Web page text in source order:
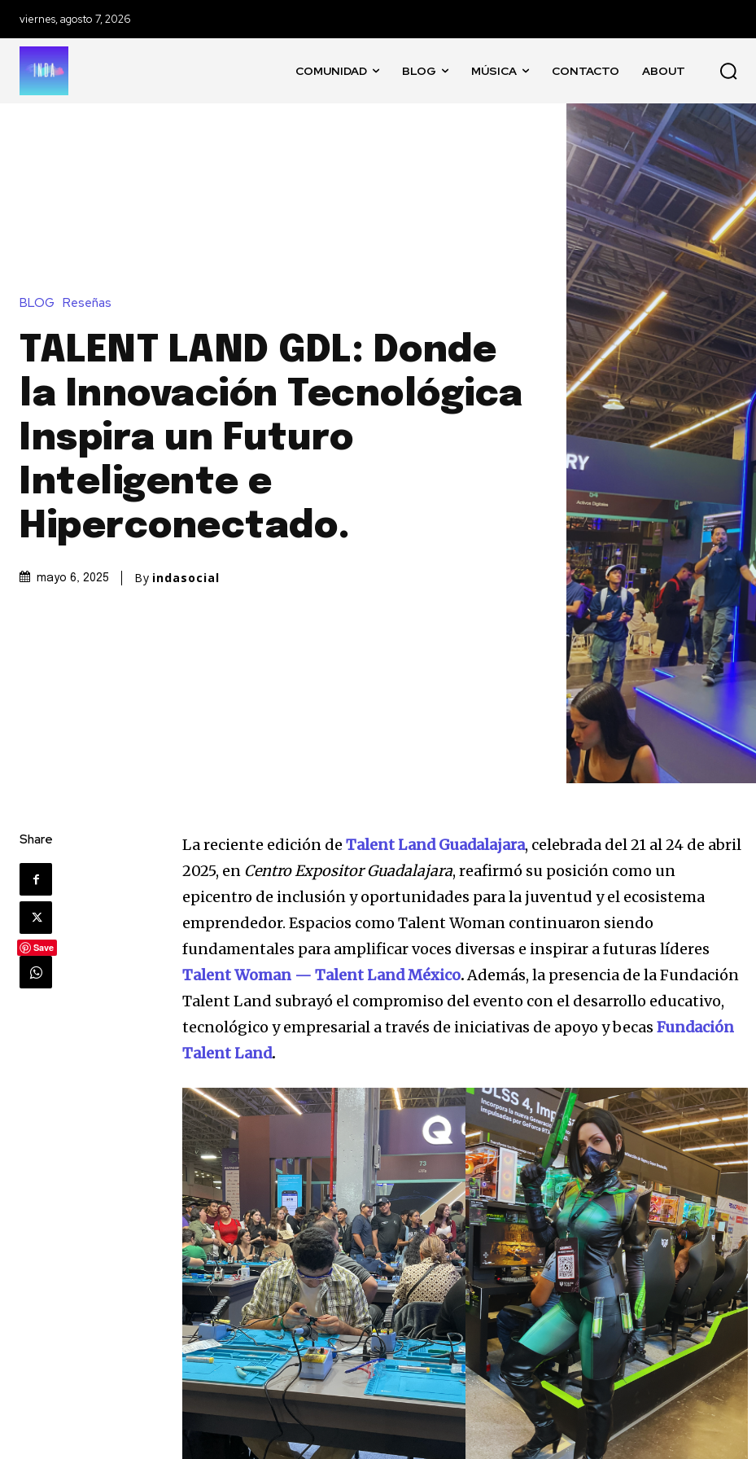
Únete a nuestra comunidad de SUSCRIPTORES y
sea parte de la conversación.
viernes, agosto 7, 2026
COMUNIDAD BLOG MÚSICA CONTACTO ABOUT
BLOG Reseñas
TALENT LAND GDL: Donde
la Innovación Tecnológica
Inspira un Futuro
Inteligente e
Hiperconectado.
mayo 6, 2025 By indasocial
Share
Save
La reciente edición deTalent Land Guadalajara, celebrada del 21 al 24 de abril
2025, en Centro Expositor Guadalajara, reafirmó su posición como un
epicentro de inclusión y oportunidades para la juventud y el ecosistema
emprendedor. Espacios como Talent Woman continuaron siendo
fundamentales para amplificar voces diversas e inspirar a futuras líderes
Talent Woman — Talent Land México.Además, la presencia de la Fundación
Talent Land subrayó el compromiso del evento con el desarrollo educativo,
tecnológico y empresarial a través de iniciativas de apoyo y becas Fundación
Talent Land.